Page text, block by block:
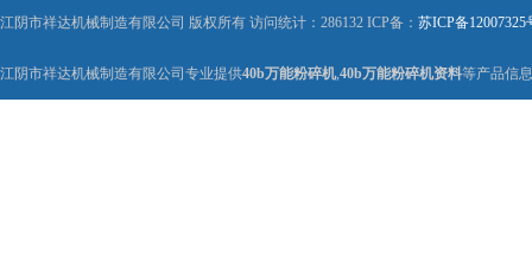
江阴市祥达机械制造有限公司 版权所有 访问统计：286132 ICP备： 苏ICP备12007325
江阴市祥达机械制造有限公司专业提供40b万能粉碎机,40b万能粉碎机资料等产品信